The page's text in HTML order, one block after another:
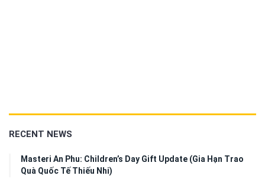
RECENT NEWS
Masteri An Phu: Children’s Day Gift Update (Gia Hạn Trao
Quà Quốc Tế Thiếu Nhi)